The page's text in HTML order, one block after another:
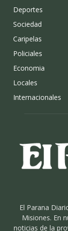
Deportes
Sociedad
Caripelas
Policiales
Economia
Locales
Internacionales
El Parana
Misiones. En
noticias de la